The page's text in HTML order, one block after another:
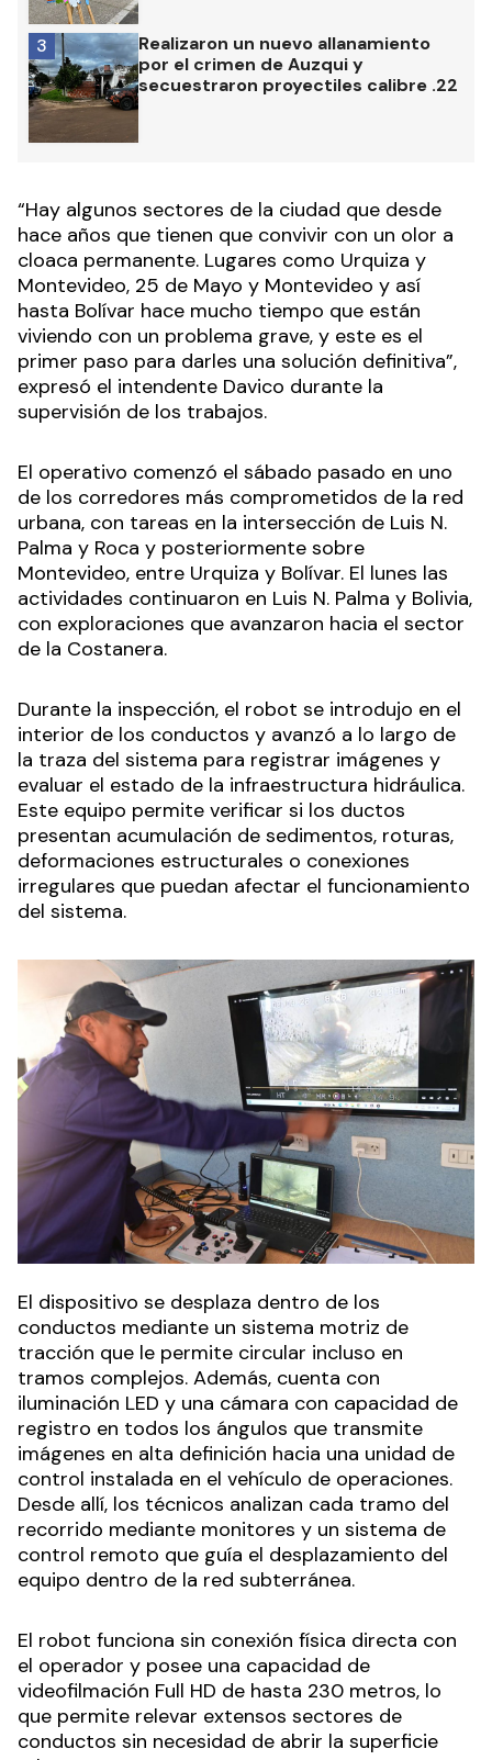
Realizaron un nuevo allanamiento
por el crimen de Auzqui y
secuestraron proyectiles calibre .22
3
“Hay algunos sectores de la ciudad que desde
hace años que tienen que convivir con un olor a
cloaca permanente. Lugares como Urquiza y
Montevideo, 25 de Mayo y Montevideo y así
hasta Bolívar hace mucho tiempo que están
viviendo con un problema grave, y este es el
primer paso para darles una solución definitiva”,
expresó el intendente Davico durante la
supervisión de los trabajos.
El operativo comenzó el sábado pasado en uno
de los corredores más comprometidos de la red
urbana, con tareas en la intersección de Luis N.
Palma y Roca y posteriormente sobre
Montevideo, entre Urquiza y Bolívar. El lunes las
actividades continuaron en Luis N. Palma y Bolivia,
con exploraciones que avanzaron hacia el sector
de la Costanera.
Durante la inspección, el robot se introdujo en el
interior de los conductos y avanzó a lo largo de
la traza del sistema para registrar imágenes y
evaluar el estado de la infraestructura hidráulica.
Este equipo permite verificar si los ductos
presentan acumulación de sedimentos, roturas,
deformaciones estructurales o conexiones
irregulares que puedan afectar el funcionamiento
del sistema.
El dispositivo se desplaza dentro de los
conductos mediante un sistema motriz de
tracción que le permite circular incluso en
tramos complejos. Además, cuenta con
iluminación LED y una cámara con capacidad de
registro en todos los ángulos que transmite
imágenes en alta definición hacia una unidad de
control instalada en el vehículo de operaciones.
Desde allí, los técnicos analizan cada tramo del
recorrido mediante monitores y un sistema de
control remoto que guía el desplazamiento del
equipo dentro de la red subterránea.
El robot funciona sin conexión física directa con
el operador y posee una capacidad de
videofilmación Full HD de hasta 230 metros, lo
que permite relevar extensos sectores de
conductos sin necesidad de abrir la superficie